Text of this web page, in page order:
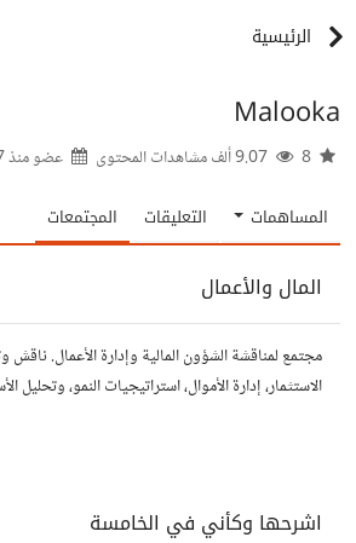
الرئيسية
Malooka
عضو منذ7
المساهمات التعليقات المجتمعات
المال والأعمال
مجتمع لمناقشة الشؤون المالية وإدارة الأعمال. ناقش
الاستثمار، إدارة الأموال، استراتيجيات النمو،
اشرحها وكأني في الخامسة